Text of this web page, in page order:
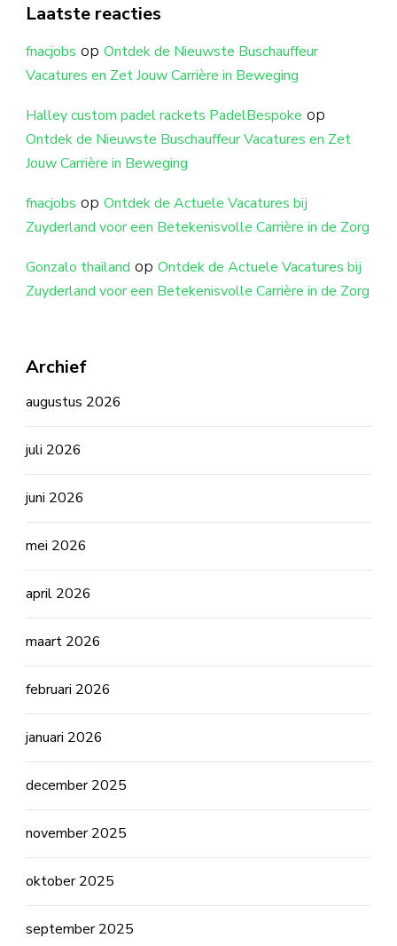
Laatste reacties
fnacjobs op Ontdek de Nieuwste Buschauffeur
Vacatures en Zet Jouw Carrière in Beweging
Halley custom padel rackets PadelBespoke op
Ontdek de Nieuwste Buschauffeur Vacatures en Zet
Jouw Carrière in Beweging
fnacjobs op Ontdek de Actuele Vacatures bij
Zuyderland voor een Betekenisvolle Carrière in de Zorg
Gonzalo thailand op Ontdek de Actuele Vacatures bij
Zuyderland voor een Betekenisvolle Carrière in de Zorg
Archief
augustus 2026
juli 2026
juni 2026
mei 2026
april 2026
maart 2026
februari 2026
januari 2026
december 2025
november 2025
oktober 2025
september 2025